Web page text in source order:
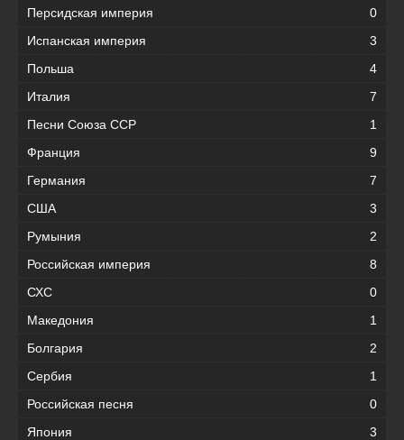
Персидская империя
0
Испанская империя
3
Польша
4
Италия
7
Песни Союза ССР
1
Франция
9
Германия
7
США
3
Румыния
2
Российская империя
8
СХС
0
Македония
1
Болгария
2
Сербия
1
Российская песня
0
Япония
3